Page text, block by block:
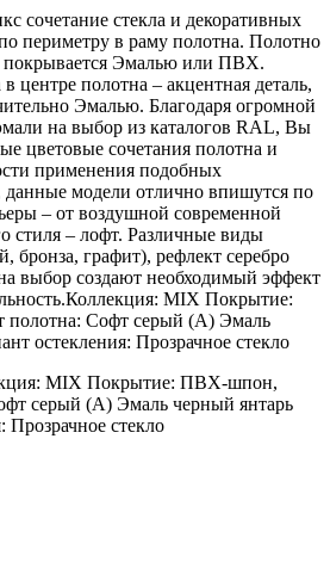
сочетание стекла и декоративных
периметру в раму полотна. Полотно
Эмалью или ПВХ.
центре полотна – акцентная деталь,
Эмалью. Благодаря огромной
на выбор из каталогов RAL, Вы
цветовые сочетания полотна и
применения подобных
данные модели отлично впишутся по
– от воздушной современной
стиля – лофт. Различные виды
бронза, графит), рефлект серебро
выбор создают необходимый эффект
MIX Покрытие:
Cофт серый (А) Эмаль
остекления: Прозрачное стекло
MIX Покрытие: ПВХ-шпон,
серый (А) Эмаль черный янтарь
Прозрачное стекло